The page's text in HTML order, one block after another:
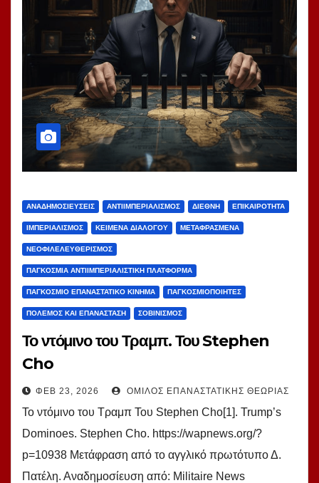
ΑΝΑΔΗΜΟΣΙΕΎΣΕΙΣ ΑΝΤΙΙΜΠΕΡΙΑΛΙΣΜΌΣ ΔΙΕΘΝΉ ΕΠΙΚΑΙΡΌΤΗΤΑ
ΙΜΠΕΡΙΑΛΙΣΜΌΣ ΚΕΊΜΕΝΑ ΔΙΑΛΌΓΟΥ ΜΕΤΑΦΡΑΣΜΈΝΑ
ΝΕΟΦΙΛΕΛΕΥΘΕΡΙΣΜΌΣ
ΠΑΓΚΌΣΜΙΑ ΑΝΤΙΙΜΠΕΡΙΑΛΙΣΤΙΚΉ ΠΛΑΤΦΌΡΜΑ
ΠΑΓΚΌΣΜΙΟ ΕΠΑΝΑΣΤΑΤΙΚΌ ΚΊΝΗΜΑ ΠΑΓΚΟΣΜΙΟΠΟΙΗΤΈΣ
ΠΌΛΕΜΟΣ ΚΑΙ ΕΠΑΝΆΣΤΑΣΗ ΣΟΒΙΝΙΣΜΌΣ
Το ντόμινο του Τραμπ. Του Stephen
Cho
ΦΕΒ 23, 2026 ΌΜΙΛΟΣ ΕΠΑΝΑΣΤΑΤΙΚΉΣ ΘΕΩΡΊΑΣ
Το ντόμινο του Τραμπ Του Stephen Cho[1]. Trump’s
Dominoes. Stephen Cho. https://wapnews.org/?
p=10938 Μετάφραση από το αγγλικό πρωτότυπο Δ.
Πατέλη. Αναδημοσίευση από: Militaire News